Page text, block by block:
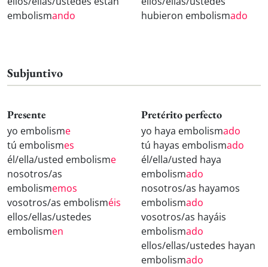
embolismando
hubieron embolismado
Subjuntivo
Presente
yo embolisme
tú embolismes
él/ella/usted embolisme
nosotros/as
embolismemos
vosotros/as embolisméis
ellos/ellas/ustedes
embolismen
Pretérito perfecto
yo haya embolismado
tú hayas embolismado
él/ella/usted haya
embolismado
nosotros/as hayamos
embolismado
vosotros/as hayáis
embolismado
ellos/ellas/ustedes hayan
embolismado